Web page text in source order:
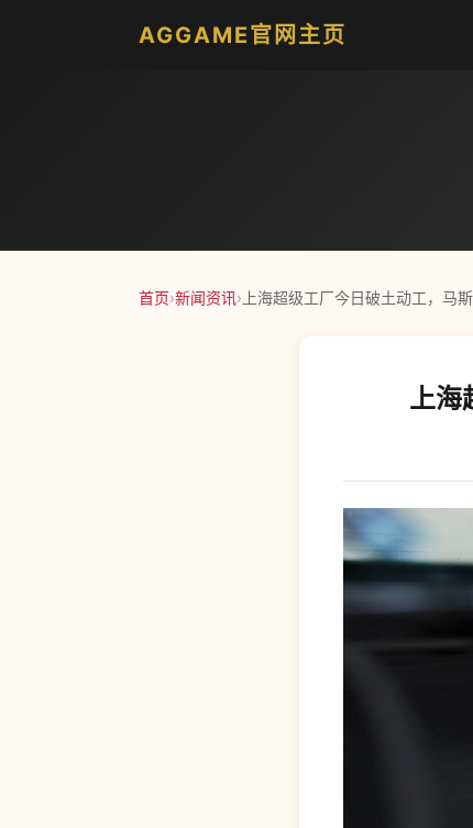
AGGAME官网主页
首页›新闻资讯› 上海超级工厂今日破土动工，马
上海